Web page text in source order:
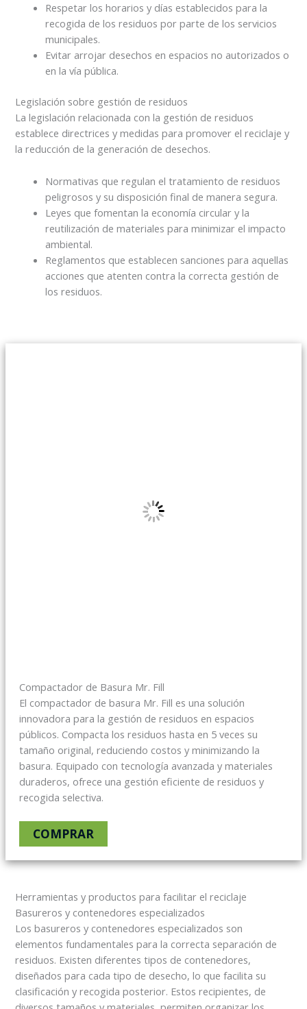
Respetar los horarios y días establecidos para la
recogida de los residuos por parte de los servicios
municipales.
Evitar arrojar desechos en espacios no autorizados o
en la vía pública.
Legislación sobre gestión de residuos
La legislación relacionada con la gestión de residuos
establece directrices y medidas para promover el reciclaje y
la reducción de la generación de desechos.
Normativas que regulan el tratamiento de residuos
peligrosos y su disposición final de manera segura.
Leyes que fomentan la economía circular y la
reutilización de materiales para minimizar el impacto
ambiental.
Reglamentos que establecen sanciones para aquellas
acciones que atenten contra la correcta gestión de
los residuos.
Compactador de Basura Mr. Fill
El compactador de basura Mr. Fill es una solución
innovadora para la gestión de residuos en espacios
públicos. Compacta los residuos hasta en 5 veces su
tamaño original, reduciendo costos y minimizando la
basura. Equipado con tecnología avanzada y materiales
duraderos, ofrece una gestión eficiente de residuos y
recogida selectiva.
COMPRAR
Herramientas y productos para facilitar el reciclaje
Basureros y contenedores especializados
Los basureros y contenedores especializados son
elementos fundamentales para la correcta separación de
residuos. Existen diferentes tipos de contenedores,
diseñados para cada tipo de desecho, lo que facilita su
clasificación y recogida posterior. Estos recipientes, de